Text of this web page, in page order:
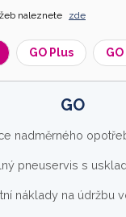
naleznete zde
GO Plus
GO
nadměrného
pneuservis s
náklady na údržbu